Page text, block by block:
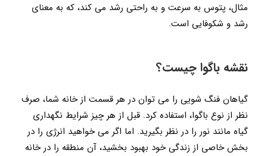
مثال، پتوس به سرعت و به راحتی رشد می کند، که به معنای
رشد و شکوفایی است.
نقشه باگوا چیست؟
گیاهان فنگ شویی را می توان در هر قسمت از خانه شما، صرف
نظر از نوع باگوا، استفاده کرد. قبل از هر چیز شرایط نگهداری
گیاه مانند نور را در نظر بگیرید. اما اگر می خواهید انرژی را در
بخش خاصی از زندگی خود بهبود بخشید، آن منطقه را در خانه